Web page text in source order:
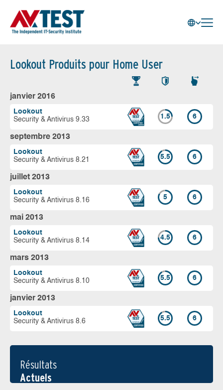
Lookout Produits pour Home User
janvier 2016
Lookout
Security & Antivirus 9.33
1.5 6
septembre 2013
Lookout
Security & Antivirus 8.21
5.5 6
juillet 2013
Lookout
Security & Antivirus 8.16
5 6
mai 2013
Lookout
Security & Antivirus 8.14
4.5 6
mars 2013
Lookout
Security & Antivirus 8.10
5.5 6
janvier 2013
Lookout
Security & Antivirus 8.6
5.5 6
Résultats
Actuels